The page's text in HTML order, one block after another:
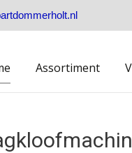
Assortiment